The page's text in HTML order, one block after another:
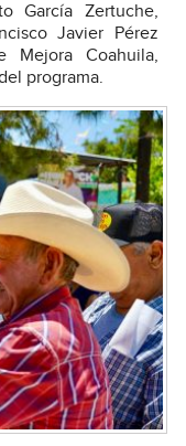
García Zertuche,
Javier Pérez
Mejora Coahuila,
programa.